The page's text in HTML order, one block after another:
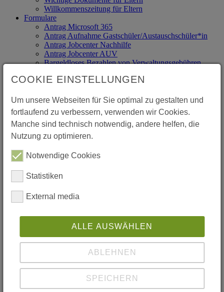
Willkommenszeitung für Eltern
Formulare
Antrag Microsoft 365
Antrag Aufnahme Gastschüler/Austauschschüler*in
Antrag Jobcenter Nachhilfe
Antrag Jobcenter AUV
Bargeldloses Bezahlen von Verwaltungsgebühren
Entschuldigung bei Klassenarbeiten oder Klausuren
Mensa
Mittagspause
Nutzungsvertrag iPad ab Klasse 10
Rückenwind: Info und Anmeldung
Schließfächer
VVS-Tickets
Entschuldigungen
Teilnahme an einem Makerspace/Webex-Meeting
Herzlich Willkommen
Unser Vorstand
Projekte
Mitglied werden
Datenschutz
Newsletter
Ehemalige/Alumni
Archiv
COOKIE EINSTELLUNGEN
Um unsere Webseiten für Sie optimal zu gestalten und
fortlaufend zu verbessern, verwenden wir Cookies.
Manche sind technisch notwendig, andere helfen, die
Nutzung zu optimieren.
Notwendige Cookies
Statistiken
External media
ALLE AUSWÄHLEN
ABLEHNEN
SPEICHERN